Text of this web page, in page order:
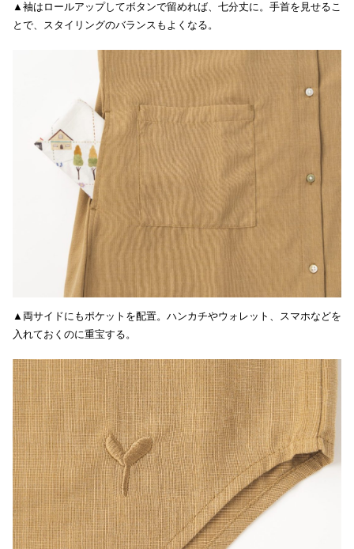
▲袖はロールアップしてボタンで留めれば、七分丈に。手首を見せるこ
とで、スタイリングのバランスもよくなる。
▲両サイドにもポケットを配置。ハンカチやウォレット、スマホなどを
入れておくのに重宝する。